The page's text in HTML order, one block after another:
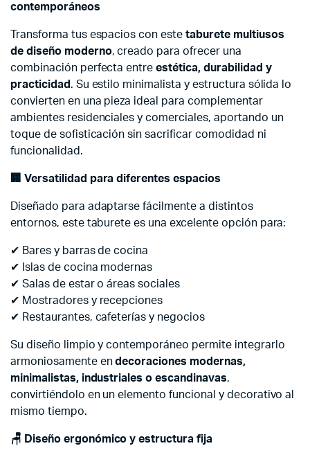
contemporáneos
Transforma tus espacios con estetaburete multiusos
de diseño moderno, creado para ofrecer una
combinación perfecta entreestética, durabilidad y
practicidad . Su estilo minimalista y estructura sólida lo
convierten en una pieza ideal para complementar
ambientes residenciales y comerciales, aportando un
toque de sofisticación sin sacrificar comodidad ni
funcionalidad.
🏢 Versatilidad para diferentes espacios
Diseñado para adaptarse fácilmente a distintos
entornos, este taburete es una excelente opción para:
✔ Bares y barras de cocina
✔ Islas de cocina modernas
✔ Salas de estar o áreas sociales
✔ Mostradores y recepciones
✔ Restaurantes, cafeterías y negocios
Su diseño limpio y contemporáneo permite integrarlo
armoniosamente endecoraciones modernas,
minimalistas, industriales o escandinavas,
convirtiéndolo en un elemento funcional y decorativo al
mismo tiempo.
🪑 Diseño ergonómico y estructura fija